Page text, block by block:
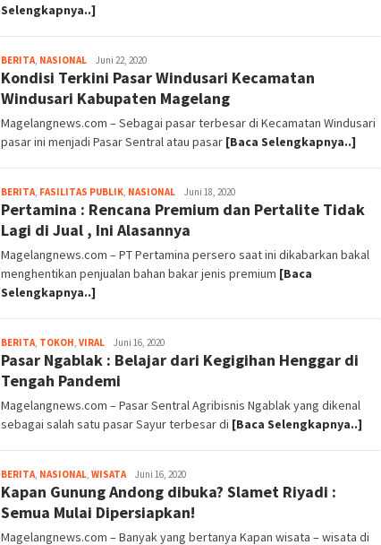
Selengkapnya..]
BERITA, NASIONAL magelangnews
Juni 22, 2020
Kondisi Terkini Pasar Windusari Kecamatan
Windusari Kabupaten Magelang
Magelangnews.com – Sebagai pasar terbesar di Kecamatan Windusari
pasar ini menjadi Pasar Sentral atau pasar [Baca Selengkapnya..]
BERITA, FASILITAS PUBLIK, NASIONAL magelangnews
Juni 18, 2020
Pertamina : Rencana Premium dan Pertalite Tidak
Lagi di Jual , Ini Alasannya
Magelangnews.com – PT Pertamina persero saat ini dikabarkan bakal
menghentikan penjualan bahan bakar jenis premium [Baca
Selengkapnya..]
BERITA, TOKOH, VIRAL magelangnews
Juni 16, 2020
Pasar Ngablak : Belajar dari Kegigihan Henggar di
Tengah Pandemi
Magelangnews.com – Pasar Sentral Agribisnis Ngablak yang dikenal
sebagai salah satu pasar Sayur terbesar di [Baca Selengkapnya..]
BERITA, NASIONAL, WISATAmagelangnews
Juni 16, 2020
Kapan Gunung Andong dibuka? Slamet Riyadi :
Semua Mulai Dipersiapkan!
Magelangnews.com – Banyak yang bertanya Kapan wisata – wisata di